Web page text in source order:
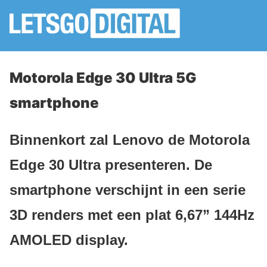
Motorola Edge 30 Ultra 5G
smartphone
Binnenkort zal Lenovo de Motorola
Edge 30 Ultra presenteren. De
smartphone verschijnt in een serie
3D renders met een plat 6,67” 144Hz
AMOLED display.